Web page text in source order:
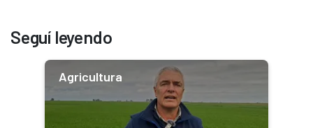
Seguí leyendo
Agricultura